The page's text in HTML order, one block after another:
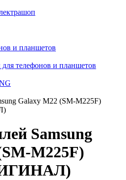
и планшетов
телефонов и планшетов
Galaxy M22 (SM-M225F)
Samsung
M225F)